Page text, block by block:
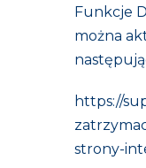
Funkcje
można
https://
strony-